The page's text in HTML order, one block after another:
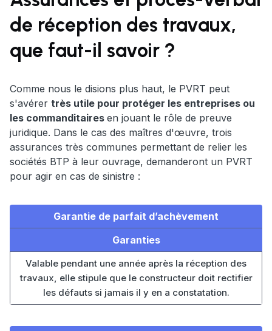
de réception des travaux,
que faut-il savoir ?
Comme nous le disions plus haut, le PVRT peut
s'avérer très utile pour protéger les entreprises ou
les commanditaires en jouant le rôle de preuve
juridique. Dans le cas des maîtres d'œuvre, trois
assurances très communes permettant de relier les
sociétés BTP à leur ouvrage, demanderont un PVRT
pour agir en cas de sinistre :
Garantie de parfait d’achèvement
Garanties
Valable pendant une année après la réception des
travaux, elle stipule que le constructeur doit rectifier
les défauts si jamais il y en a constatation.